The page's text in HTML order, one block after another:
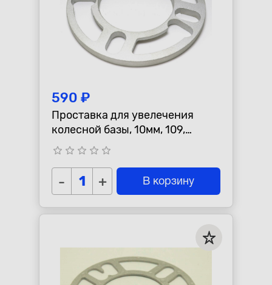
590 ₽
Проставка для увелечения
колесной базы, 10мм, 109,
универсальная
star_border star_border star_border star_border star_border
- + В корзину